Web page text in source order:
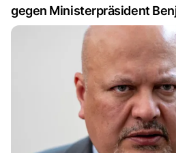
gegen Ministerpräsident